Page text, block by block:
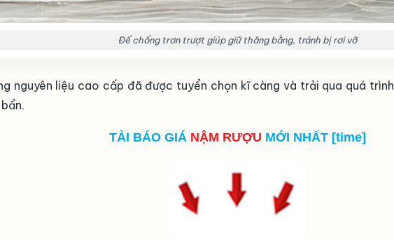
Đế chống trơn trượt giúp giữ thăng bằng, tránh bị rơi vỡ
nguyên liệu cao cấp đã được tuyển chọn kĩ càng và trải qua quá
TẢI BÁO GIÁ NẬM RƯỢU MỚI NHẤT [time]